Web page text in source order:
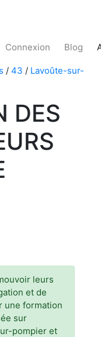
Connexion Blog
/ 43 / Lavoûte-sur-
DES
leurs
et de
une formation
sur
pompier et